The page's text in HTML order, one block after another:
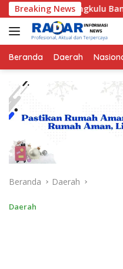
Langsung
ke
konten
Breaking News
Bangun Sinergi
Beranda Daerah
Beranda Daerah
Daerah